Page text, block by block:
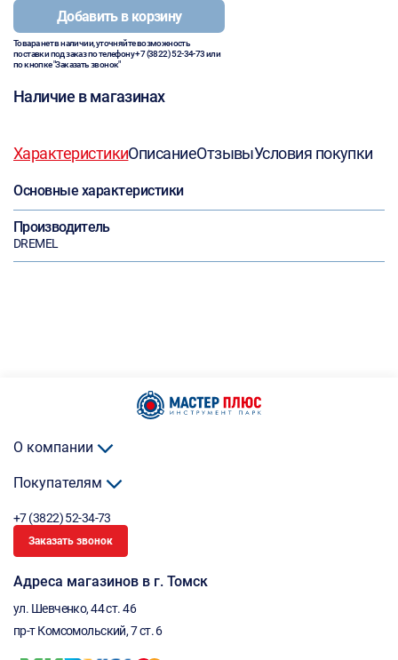
Добавить в корзину
Товара нет в наличии, уточняйте возможность
поставки под заказ по телефону+7 (3822) 52-34-73или
по кнопке "Заказать звонок"
Наличие в магазинах
ХарактеристикиОписаниеОтзывыУсловия покупки
Основные характеристики
Производитель
DREMEL
О компании
Покупателям
+7 (3822) 52-34-73
Заказать звонок
Адреса магазинов в г. Томск
ул. Шевченко, 44 ст. 46
пр-т Комсомольский, 7 ст. 6